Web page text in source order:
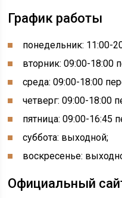
График работы
понедельник: 11:00-
вторник: 09:00-18:00
среда: 09:00-18:00
четверг: 09:00-18:00
пятница: 09:00-16:45
суббота: выходной;
воскресенье:
Официальный